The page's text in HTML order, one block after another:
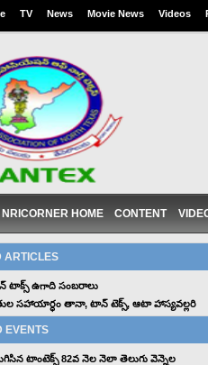
TV News Movie News Videos
NRICORNER HOME CONTENT
ARTICLES
టాక్స్ ఉగాది సంబరాలు
సహాయార్ధం తానా, టాన్ టెక్స్, ఆటా హాస్యవల్లరి
EVENTS
టాంటెక్స్ 82వ నెల నెలా తెలుగు వెన్నెల